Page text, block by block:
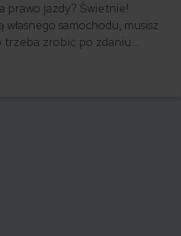
prawo jazdy? Świetnie!
samochodu, musisz
trzeba zrobić po zdaniu
i będziesz mógł prowadzić